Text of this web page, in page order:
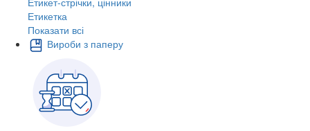
Етикетка
Показати всі
Вироби з паперу